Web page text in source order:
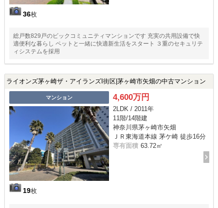
36枚
総戸数829戸のビックコミュニティマンションです 充実の共用設備で快
適便利な暮らし ペットと一緒に快適新生活をスタート ３重のセキュリテ
ィシステムを採用
ライオンズ茅ヶ崎ザ・アイランズI街区|茅ヶ崎市矢畑の中古マンション
マンション
19枚
4,600万円
2LDK / 2011年
11階/14階建
神奈川県茅ヶ崎市矢畑
ＪＲ東海道本線 茅ケ崎 徒歩16分
専有面積 63.72㎡